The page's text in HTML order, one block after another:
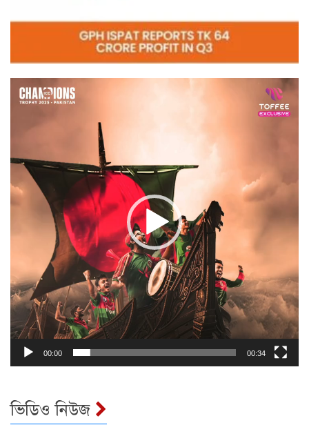
Video
Player
00:00 00:34
ভিডিও নিউজ